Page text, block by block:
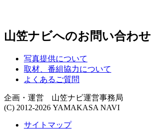
山笠ナビへのお問い合わせ
写真提供について
取材、番組協力について
よくあるご質問
企画・運営 山笠ナビ運営事務局
(C) 2012-2026 YAMAKASA NAVI
サイトマップ